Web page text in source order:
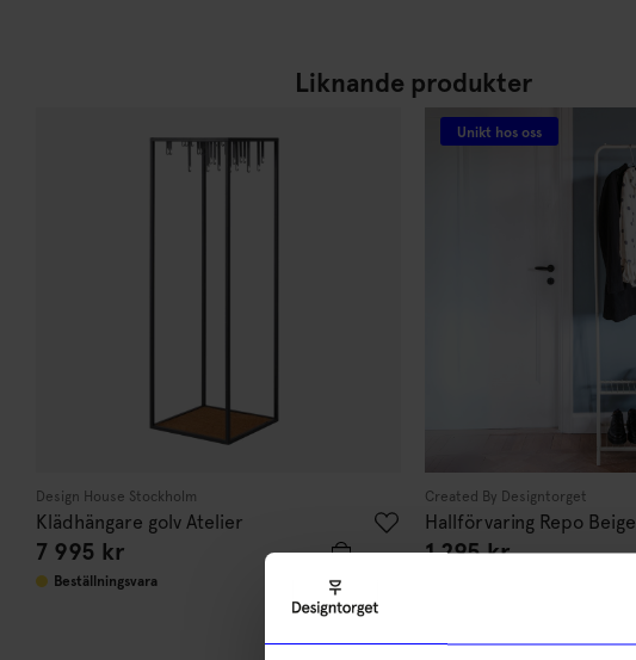
Liknande produkter
Design House Stockholm
Klädhängare golv Atelier
7 995 kr
Beställningsvara
Unikt hos oss
Created By Designtorget
Hallförvaring Repo Beige
1 295kr